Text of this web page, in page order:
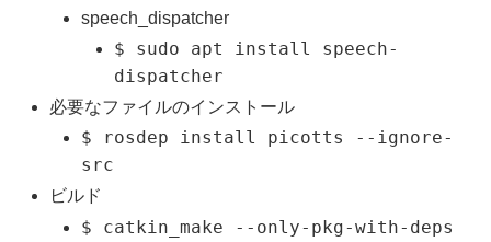
speech_dispatcher
$ sudo apt install speech-
dispatcher
必要なファイルのインストール
$ rosdep install picotts --ignore-
src
ビルド
$ catkin_make --only-pkg-with-deps